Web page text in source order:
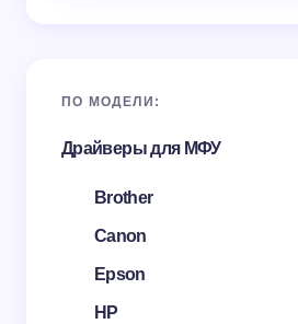
ПО МОДЕЛИ:
Драйверы для МФУ
Brother
Canon
Epson
HP